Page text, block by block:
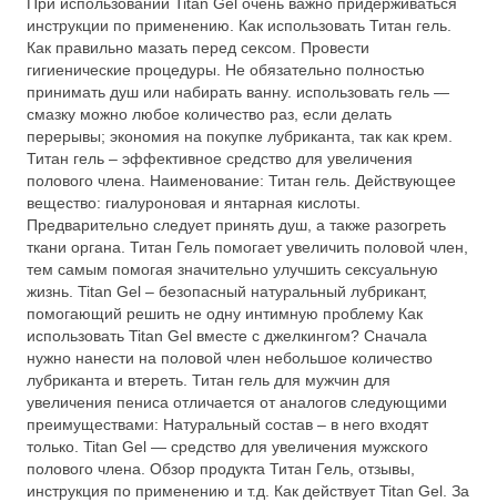
инструкции по применению. Как использовать Титан гель.
Как правильно мазать перед сексом. Провести
гигиенические процедуры. Не обязательно полностью
принимать душ или набирать ванну. использовать гель —
смазку можно любое количество раз, если делать
перерывы; экономия на покупке лубриканта, так как крем.
Титан гель – эффективное средство для увеличения
полового члена. Наименование: Титан гель. Действующее
вещество: гиалуроновая и янтарная кислоты.
Предварительно следует принять душ, а также разогреть
ткани органа. Титан Гель помогает увеличить половой член,
тем самым помогая значительно улучшить сексуальную
жизнь. Titan Gel – безопасный натуральный лубрикант,
помогающий решить не одну интимную проблему Как
использовать Titan Gel вместе с джелкингом? Сначала
нужно нанести на половой член небольшое количество
лубриканта и втереть. Титан гель для мужчин для
увеличения пениса отличается от аналогов следующими
преимуществами: Натуральный состав – в него входят
только. Titan Gel — средство для увеличения мужского
полового члена. Обзор продукта Титан Гель, отзывы,
инструкция по применению и т.д. Как действует Titan Gel. За